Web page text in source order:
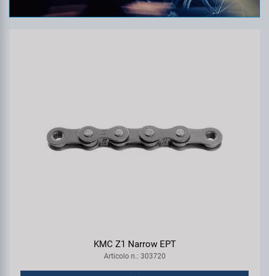
KMC Z1 Narrow EPT
Articolo n.: 303720